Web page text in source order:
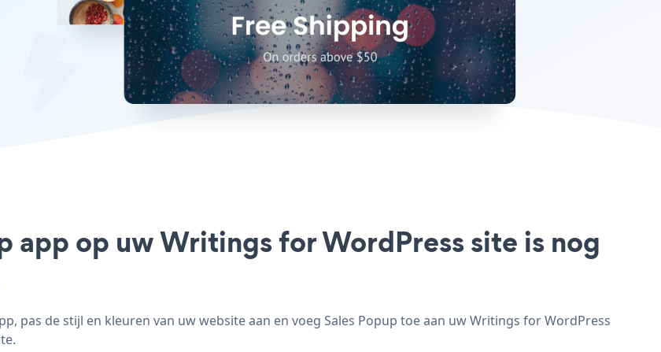
app op uw Writings for WordPress site is nog
pas de stijl en kleuren van uw website aan en voeg Sales Popup toe aan uw Writings for WordPress